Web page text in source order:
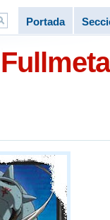
Portada